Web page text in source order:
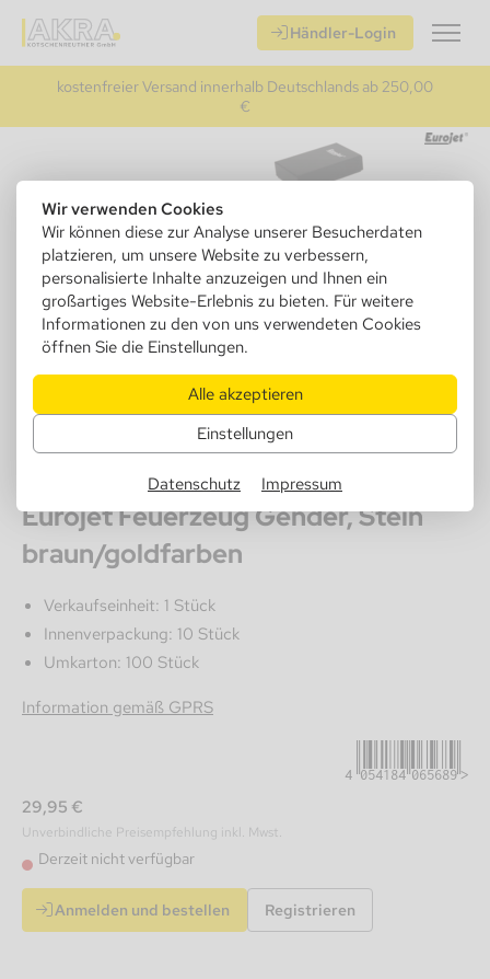
Wir verwenden Cookies
Wir können diese zur Analyse unserer Besucherdaten
platzieren, um unsere Website zu verbessern,
personalisierte Inhalte anzuzeigen und Ihnen ein
großartiges Website-Erlebnis zu bieten. Für weitere
Informationen zu den von uns verwendeten Cookies
öffnen Sie die Einstellungen.
Alle akzeptieren
Einstellungen
Datenschutz Impressum
Händler-Login
kostenfreier Versand innerhalb Deutschlands ab 250,00
€
Eurojet Feuerzeug Gender, Stein
braun/goldfarben
Verkaufseinheit: 1 Stück
Innenverpackung: 10 Stück
Umkarton: 100 Stück
Information gemäß GPRS
4054184065689
29,95 €
Unverbindliche Preisempfehlung inkl. Mwst.
Derzeit nicht verfügbar
Anmelden und bestellen Registrieren